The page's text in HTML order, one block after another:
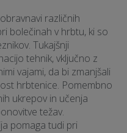
različnih
bolečinah v hrbtu, ki so
Tukajšnji
tehnik, vključno z
vajami, da bi zmanjšali
hrbtenice. Pomembno
ukrepov in učenja
težav.
pomaga tudi pri